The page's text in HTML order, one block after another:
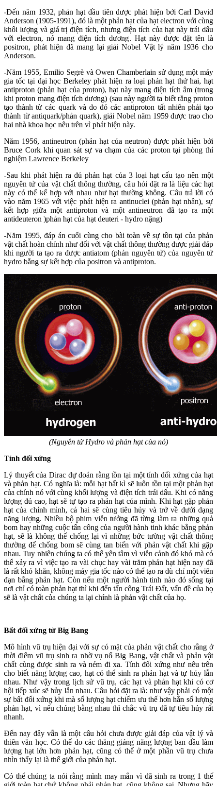
-Đến năm 1932, phản hạt đầu tiên được phát hiện bởi Carl David
Anderson (1905-1991), đó là một phản hạt của hạt electron với cùng
khối lượng và giá trị điện tích, nhưng điện tích của hạt này trái dấu
với electron, nó mang điện tích dương. Hạt này được đặt tên là
positron, phát hiện đã mang lại giải Nobel Vật lý năm 1936 cho
Anderson.
-Năm 1955, Emilio Segrè và Owen Chamberlain sử dụng một máy
gia tốc tại đại học Berkeley phát hiện ra loại phản hạt thứ hai, hạt
antiproton (phản hạt của proton), hạt này mang điện tích âm (trong
khi proton mang điện tích dương) (sau này người ta biết rằng proton
tạo thành từ các quark và do đó các antiproton tất nhiên phải tạo
thành từ antiquark/phản quark), giải Nobel năm 1959 được trao cho
hai nhà khoa học nêu trên vì phát hiện này.
Năm 1956, antineutron (phản hạt của neutron) được phát hiện bởi
Bruce Cork khi quan sát sự va chạm của các proton tại phòng thí
nghiệm Lawrence Berkeley
-Sau khi phát hiện ra đủ phản hạt của 3 loại hạt cấu tạo nên một
nguyên tử của vật chất thông thường, câu hỏi đặt ra là liệu các hạt
này có thể kế hợp với nhau như hạt thường không. Câu trả lời có
vào năm 1965 với việc phát hiện ra antinuclei (phản hạt nhân), sự
kết hợp giữa một antiproton và một antineutron đã tạo ra một
antideuteron )phản hạt của hạt deuteri - hydro nặng)
-Năm 1995, đáp án cuối cùng cho bài toàn về sự tồn tại của phản
vật chất hoàn chỉnh như đối với vật chất thông thường được giải đáp
khi người ta tạo ra được antiatom (phản nguyên tử) của nguyên tử
hydro bằng sự kết hợp của positron và antiproton.
(Nguyên tử Hydro và phản hạt của nó)
Tính đối xứng
Lý thuyết của Dirac dự đoán rằng tồn tại một tính đối xứng của hạt
và phản hạt. Có nghĩa là: mỗi hạt bất kì sẽ luôn tồn tại một phản hạt
của chính nó với cùng khối lượng và điện tích trái dấu. Khi có năng
lượng đủ cao, hạt sẽ tự tạo ra phản hạt của mình. Khi hạt gặp phản
hạt của chính mình, cả hai sẽ cùng tiêu hủy và trở về dưới dạng
năng lượng. Nhiều bộ phim viễn tưởng đã từng làm ra những quả
bom hay những cuộc tấn công của người hành tinh khác bằng phản
hạt, sẽ là không thể chống lại vì những bức tường vật chất thông
thường để chống bom sẽ cùng tan biến với phản vật chất khi gặp
nhau. Tuy nhiên chúng ta có thể yên tâm vì viễn cảnh đó khó mà có
thể xảy ra vì việc tạo ra vài chục hay vài trăm phản hạt hiện nay đã
là rất khó khăn, không máy gia tốc nào có thể tạo ra dù chỉ một viên
đạn bằng phản hạt. Còn nếu một người hành tinh nào đó sống tại
nơi chỉ có toàn phản hạt thì khi đến tấn công Trái Đất, vấn đề của họ
sẽ là vật chất của chúng ta lại chính là phản vật chất của họ.
Bất đối xứng từ Big Bang
Mô hình vũ trụ hiện đại với sự có mặt của phản vật chất cho rằng ở
thời điểm vũ trụ sinh ra nhờ vụ nổ Big Bang, vật chất và phản vật
chất cùng được sinh ra và ném đi xa. Tính đối xứng như nêu trên
cho biết năng lượng cao, hạt có thể sinh ra phản hạt và tự hủy lẫn
nhau. Như vậy trong lịch sử vũ trụ, các hạt và phản hạt khi có cơ
hội tiếp xúc sẽ hủy lẫn nhau. Câu hỏi đặt ra là: như vậy phải có một
sự bất đối xứng khi mà số lượng hạt chiếm ưu thế hơn hẳn số lượng
phản hạt, vì nếu chúng bằng nhau thì chắc vũ trụ đã tự tiêu hủy rất
nhanh.
Đến nay đây vẫn là một câu hỏi chưa được giải đáp của vật lý và
thiên văn học. Có thể do các thăng giáng năng lượng ban đầu làm
lượng hạt lớn hơn phản hạt, cũng có thể ở một phần vũ trụ chưa
nhìn thấy lại là thế giới của phản hạt.
Có thể chúng ta nói rằng mình may mắn vì đã sinh ra trong 1 thế